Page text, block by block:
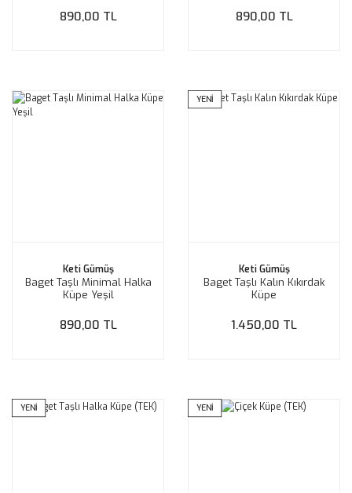
890,00 TL 890,00 TL
Keti Gümüş
Baget Taşlı Minimal Halka
Küpe Yeşil
890,00 TL
YENİ
Keti Gümüş
Baget Taşlı Kalın Kıkırdak
Küpe
1.450,00 TL
YENİ YENİ